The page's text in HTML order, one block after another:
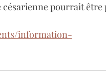
césarienne pourrait être
information-